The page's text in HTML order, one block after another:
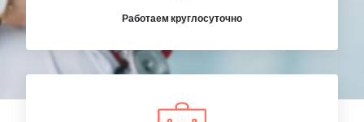
Работаем круглосуточно